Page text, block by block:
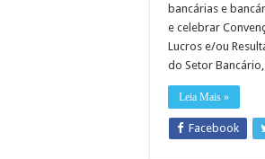
bancárias e
e celebrar
Lucros e/ou
do Setor
Leia Mais »
Facebook